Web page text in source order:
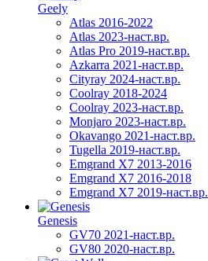
Geely
Atlas 2016-2022
Atlas 2023-наст.вр.
Atlas Pro 2019-наст.вр.
Azkarra 2021-наст.вр.
Cityray 2024-наст.вр.
Coolray 2018-2024
Coolray 2023-наст.вр.
Monjaro 2023-наст.вр.
Okavango 2021-наст.вр.
Tugella 2019-наст.вр.
Emgrand Х7 2013-2016
Emgrand X7 2016-2018
Emgrand X7 2019-наст.вр.
Genesis
GV70 2021-наст.вр.
GV80 2020-наст.вр.